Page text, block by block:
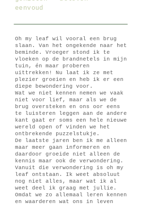
eenvoud
Oh my leaf wil vooral een brug
slaan. Van het ongekende naar het
beminde. Vroeger stond ik te
vloeken op de brandnetels in mijn
tuin, én maar proberen
uittrekken! Nu laat ik ze met
plezier groeien en heb ik er een
diepe bewondering voor.
Wat we niet kennen nemen we vaak
niet voor lief, maar als we de
brug oversteken en ons oor eens
te luisteren leggen aan de andere
kant gaat er soms een hele nieuwe
wereld open of vinden we het
ontbrekende puzzelstukje.
De laatste jaren ben ik me alleen
maar meer gaan informeren en
daardoor groeide niet alleen de
kennis maar ook de verwondering.
Vanuit die verwondering is oh my
leaf ontstaan. Ik weet absoluut
nog niet alles, maar wat ik al
weet deel ik graag met jullie.
Omdat we zo allemaal leren kennen
en waarderen wat ons in leven